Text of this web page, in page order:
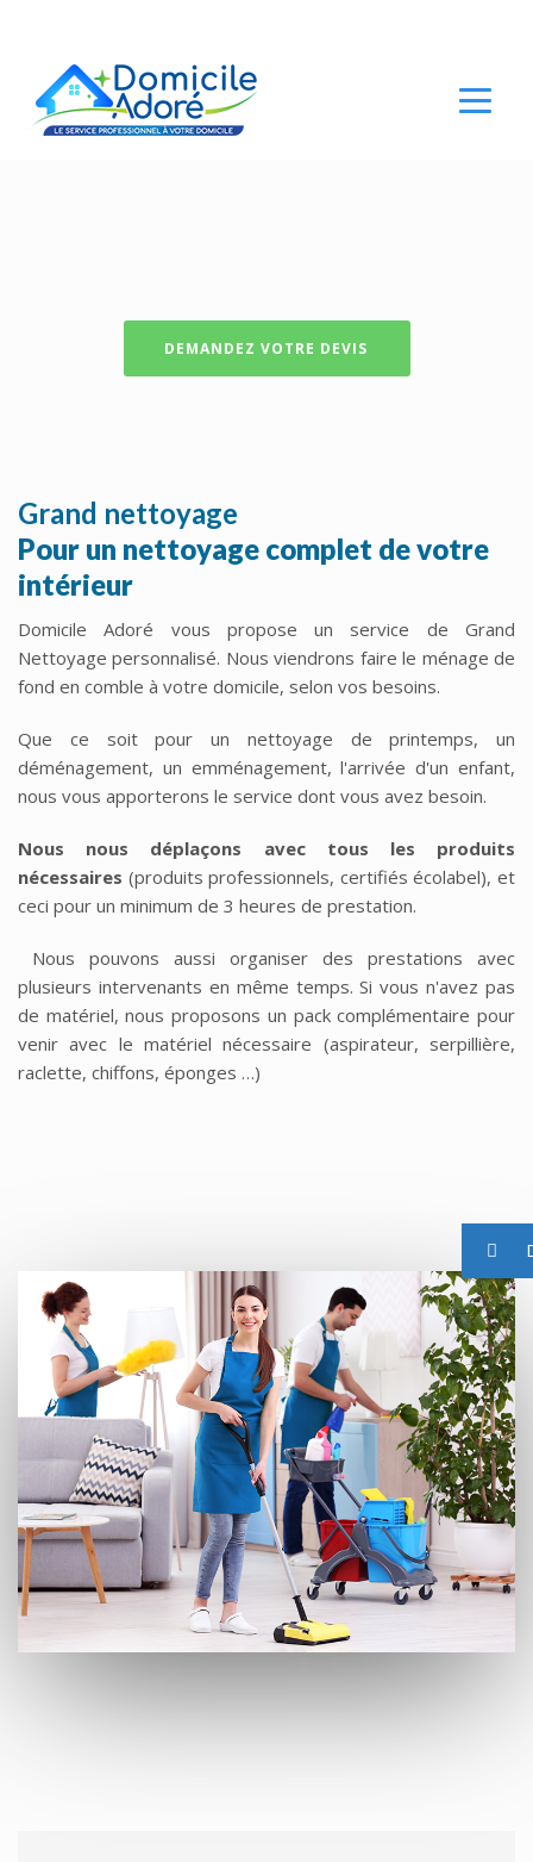
DEMANDEZ VOTRE DEVIS
Grand nettoyage
Pour un nettoyage complet de votre
intérieur
Domicile Adoré vous propose un service de Grand
Nettoyage personnalisé. Nous viendrons faire le ménage de
fond en comble à votre domicile, selon vos besoins.
Que ce soit pour un nettoyage de printemps, un
déménagement, un emménagement, l'arrivée d'un enfant,
nous vous apporterons le service dont vous avez besoin.
Nous nous déplaçons avec tous les produits
nécessaires (produits professionnels, certifiés écolabel), et
ceci pour un minimum de 3 heures de prestation.
Nous pouvons aussi organiser des prestations avec
plusieurs intervenants en même temps.Si vous n'avez pas
de matériel, nous proposons un pack complémentaire pour
venir avec le matériel nécessaire (aspirateur, serpillière,
raclette, chiffons, éponges …)